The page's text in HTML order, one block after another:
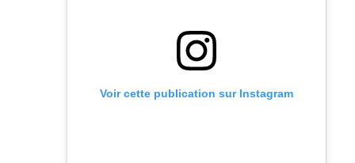
Voir cette publication sur Instagram